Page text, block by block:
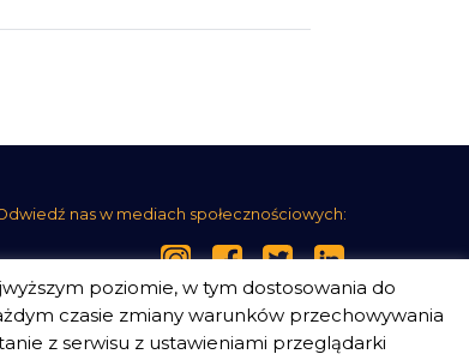
nas w mediach społecznościowych:
poziomie, w tym dostosowania do
czasie zmiany warunków przechowywania
z serwisu z ustawieniami przeglądarki